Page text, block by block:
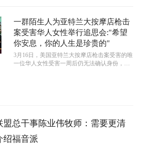
一群陌生人为亚特兰大按摩店枪击
案受害华人女性举行追思会:"希望
你安息，你的人生是珍贵的"
​3月16日，美国亚特兰大按摩店枪击案受害的唯
一位华人女性受害一周后仍无法确认身份，人
盟总干事陈业伟牧师：需要更清
绍福音派